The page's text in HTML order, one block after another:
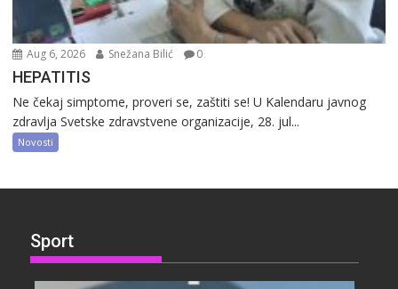
Aug 6, 2026 Snežana Bilić 0
HEPATITIS
Ne čekaj simptome, proveri se, zaštiti se! U Kalendaru javnog
zdravlja Svetske zdravstvene organizacije, 28. jul...
Novosti
Sport